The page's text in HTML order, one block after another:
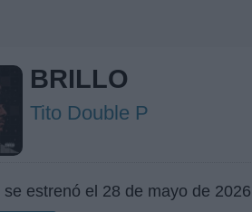
BRILLO
Tito Double P
se estrenó el 28 de mayo de 2026